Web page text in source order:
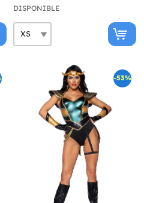
DISPONIBLE
-53%